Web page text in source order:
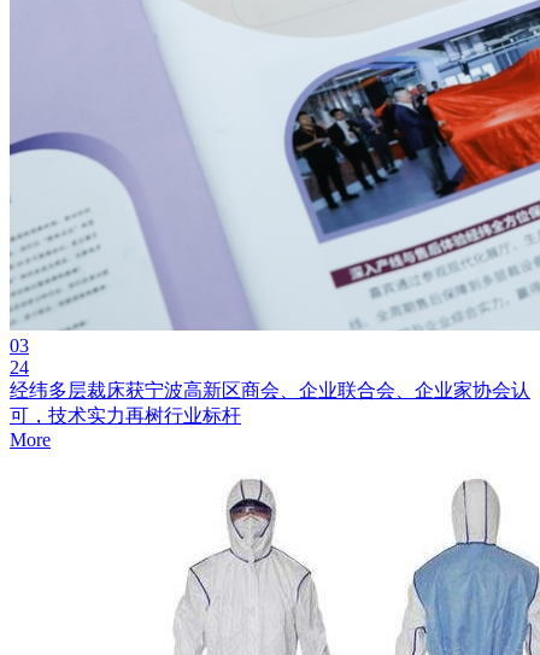
03
24
经纬多层裁床获宁波高新区商会、企业联合会、企业家协会认
可，技术实力再树行业标杆
More